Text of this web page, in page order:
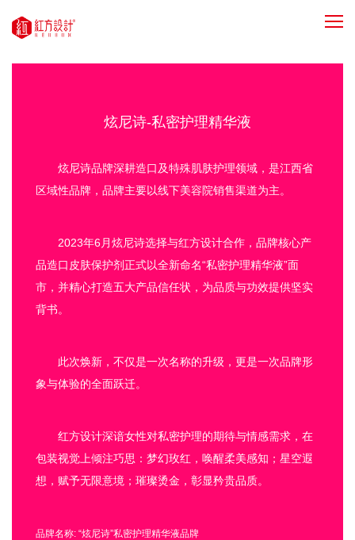
炫尼诗-私密护理精华液
炫尼诗品牌深耕造口及特殊肌肤护理领域，是江西省
区域性品牌，品牌主要以线下美容院销售渠道为主。
2023年6月炫尼诗选择与红方设计合作，品牌核心产
品造口皮肤保护剂正式以全新命名“私密护理精华液”面
市，并精心打造五大产品信任状，为品质与功效提供坚实
背书。
此次焕新，不仅是一次名称的升级，更是一次品牌形
象与体验的全面跃迁。
红方设计深谙女性对私密护理的期待与情感需求，在
包装视觉上倾注巧思：梦幻玫红，唤醒柔美感知；星空遐
想，赋予无限意境；璀璨烫金，彰显矜贵品质。
品牌名称: “炫尼诗”私密护理精华液品牌